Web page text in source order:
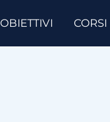
OBIETTIVI CORSI